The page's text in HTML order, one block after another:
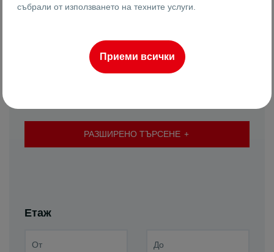
РАЗШИРЕНО ТЪРСЕНЕ
Етаж
събрали от използването на техните услуги.
Приеми всички